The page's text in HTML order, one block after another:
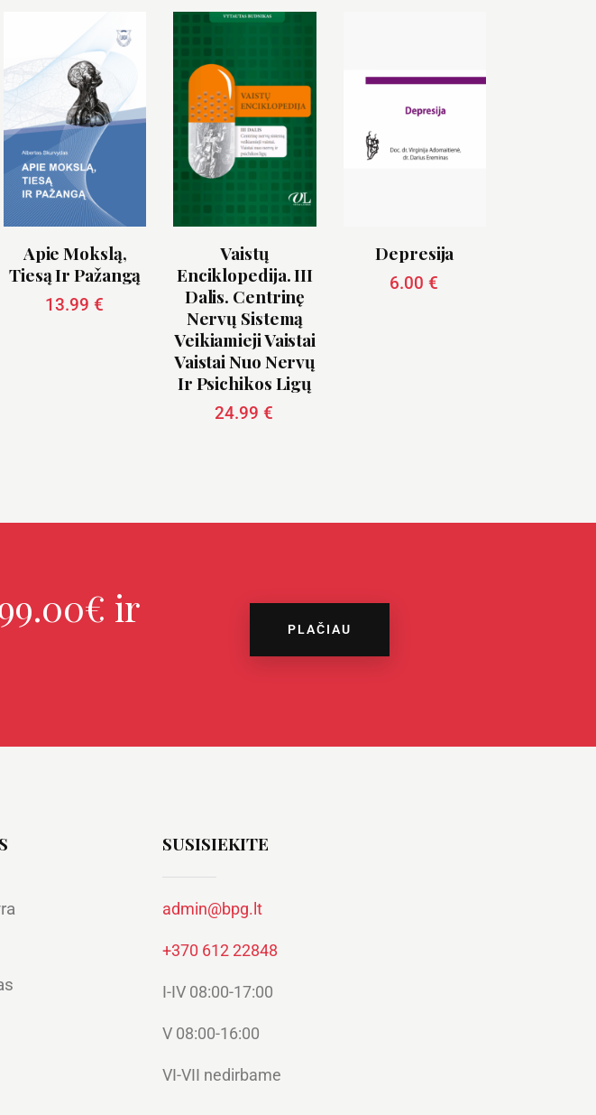
Apie Mokslą,
Tiesą Ir Pažangą
13.99 €
Vaistų
Enciklopedija. III
Dalis. Centrinę
Nervų Sistemą
Veikiamieji Vaistai
Vaistai Nuo Nervų
Ir Psichikos Ligų
24.99 €
Depresija
6.00 €
ir
PLAČIAU
SUSISIEKITE
admin@bpg.lt
+370 612 22848
I-IV 08:00-17:00
V 08:00-16:00
VI-VII nedirbame